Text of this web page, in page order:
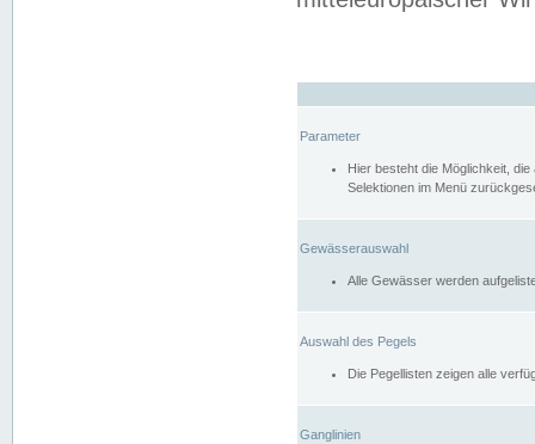
Parameter
Hier besteht die Möglichkeit,
Selektionen im Menü
Gewässerauswahl
Alle Gewässer werden
Auswahl des Pegels
Die Pegellisten zeigen alle
Ganglinien